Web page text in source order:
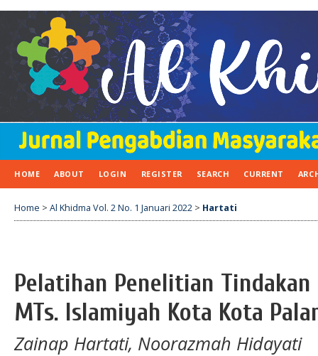
HOME ABOUT LOGIN REGISTER SEARCH CURRENT
Home > Al Khidma Vol. 2 No. 1 Januari 2022 > Hartati
Pelatihan Penelitian Tindakan
MTs. Islamiyah Kota Kota
Zainap Hartati, Noorazmah Hidayati